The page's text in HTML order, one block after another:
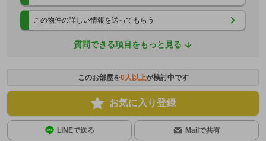
この物件の詳しい情報を送ってもらう
質問できる項目をもっと見る
このお部屋を0人以上が検討中です
お気に入り登録
LINEで送る Mailで共有